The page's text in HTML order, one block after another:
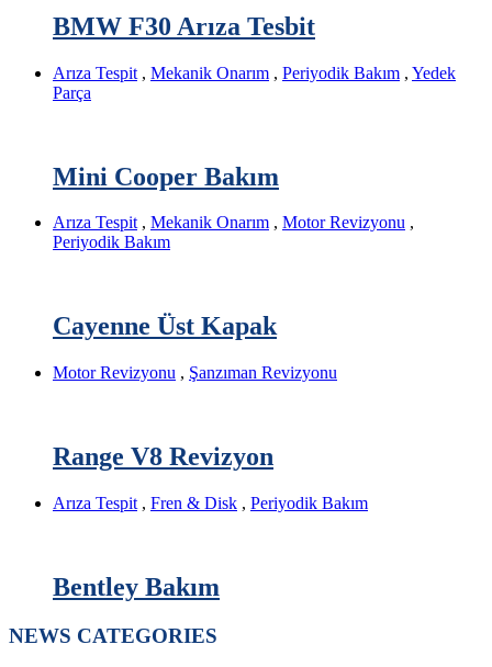
BMW F30 Arıza Tesbit
Arıza Tespit , Mekanik Onarım , Periyodik Bakım , Yedek
Parça
Mini Cooper Bakım
Arıza Tespit, Mekanik Onarım , Motor Revizyonu ,
Periyodik Bakım
Cayenne Üst Kapak
Motor Revizyonu , Şanzıman Revizyonu
Range V8 Revizyon
Arıza Tespit , Fren & Disk , Periyodik Bakım
Bentley Bakım
NEWS CATEGORIES